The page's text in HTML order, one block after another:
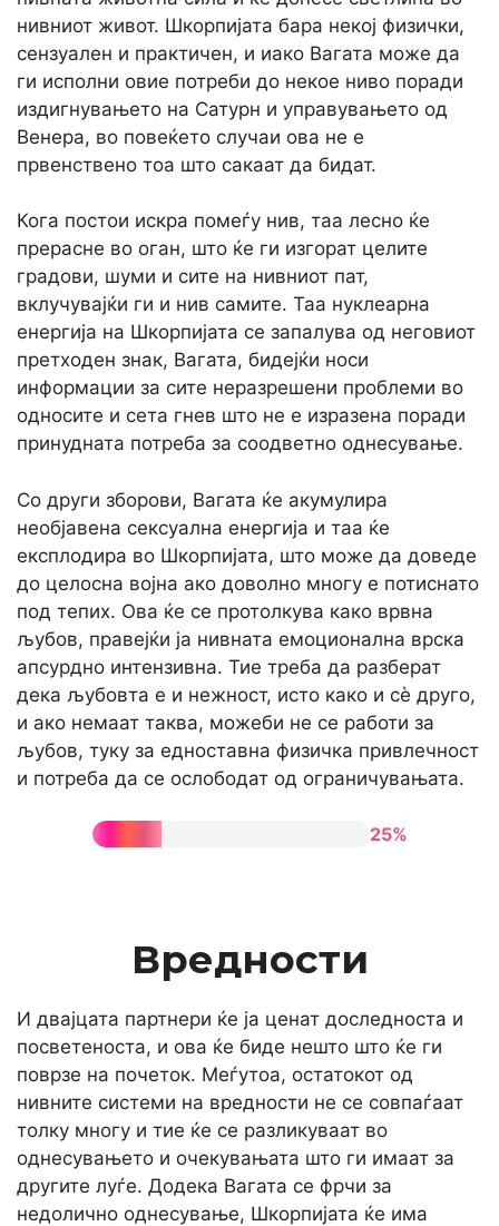
нивниот живот. Шкорпијата бара некој физички,
сензуален и практичен, и иако Вагата може да
ги исполни овие потреби до некое ниво поради
издигнувањето на Сатурн и управувањето од
Венера, во повеќето случаи ова не е
првенствено тоа што сакаат да бидат.
Кога постои искра помеѓу нив, таа лесно ќе
прерасне во оган, што ќе ги изгорат целите
градови, шуми и сите на нивниот пат,
вклучувајќи ги и нив самите. Таа нуклеарна
енергија на Шкорпијата се запалува од неговиот
претходен знак, Вагата, бидејќи носи
информации за сите неразрешени проблеми во
односите и сета гнев што не е изразена поради
принудната потреба за соодветно однесување.
Со други зборови, Вагата ќе акумулира
необјавена сексуална енергија и таа ќе
експлодира во Шкорпијата, што може да доведе
до целосна војна ако доволно многу е потиснато
под тепих. Ова ќе се протолкува како врвна
љубов, правејќи ја нивната емоционална врска
апсурдно интензивна. Тие треба да разберат
дека љубовта е и нежност, исто како и сè друго,
и ако немаат таква, можеби не се работи за
љубов, туку за едноставна физичка привлечност
и потреба да се ослободат од ограничувањата.
25%
Вредности
И двајцата партнери ќе ја ценат доследноста и
посветеноста, и ова ќе биде нешто што ќе ги
поврзе на почеток. Меѓутоа, остатокот од
нивните системи на вредности не се совпаѓаат
толку многу и тие ќе се разликуваат во
однесувањето и очекувањата што ги имаат за
другите луѓе. Додека Вагата се фрчи за
недолично однесување, Шкорпијата ќе има